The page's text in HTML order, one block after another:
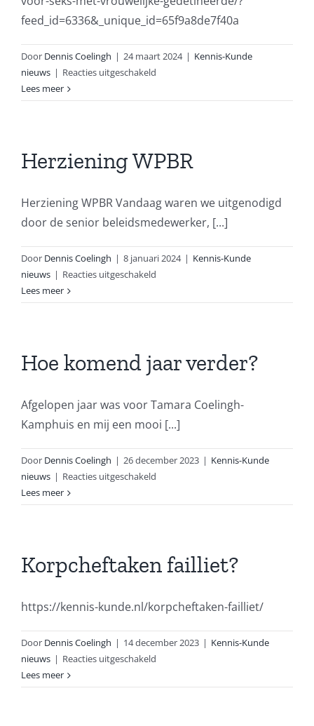
feed_id=6336&_unique_id=65f9a8de7f40a
Door Dennis Coelingh | 24 maart 2024 | Kennis-Kunde
nieuws | Reacties uitgeschakeld
hoort
eis
Lees meer
Herziening WPBR
Herziening WPBR Vandaag waren we uitgenodigd
door de senior beleidsmedewerker, [...]
Door Dennis Coelingh | 8 januari 2024 | Kennis-Kunde
nieuws | Reacties uitgeschakeld
WPBR
Lees meer
Hoe komend jaar verder?
Afgelopen jaar was voor Tamara Coelingh-
Kamphuis en mij een mooi [...]
Door Dennis Coelingh | 26 december 2023 | Kennis-Kunde
nieuws | Reacties uitgeschakeld
komend
Lees meer
Korpcheftaken failliet?
https://kennis-kunde.nl/korpcheftaken-failliet/
Door Dennis Coelingh | 14 december 2023 | Kennis-Kunde
nieuws | Reacties uitgeschakeld
failliet?
Lees meer